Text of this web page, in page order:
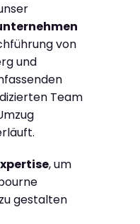
von
und
Team
, um
gestalten